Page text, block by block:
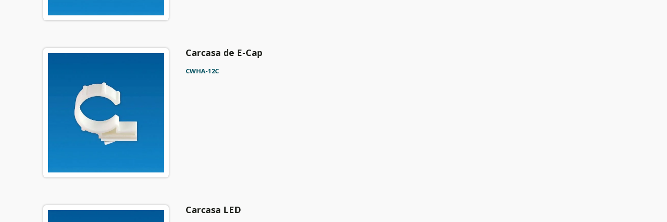
Carcasa de E-Cap
CWHA-12C
Carcasa LED